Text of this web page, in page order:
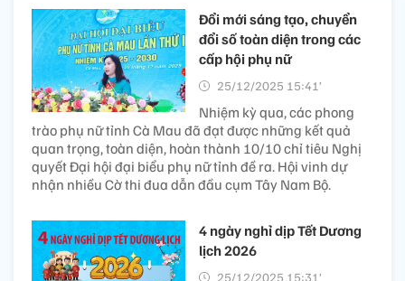
Đổi mới sáng tạo, chuyển
đổi số toàn diện trong các
cấp hội phụ nữ
25/12/2025 15:41’
Nhiệm kỳ qua, các phong
trào phụ nữ tỉnh Cà Mau đã đạt được những kết quả
quan trọng, toàn diện, hoàn thành 10/10 chỉ tiêu Nghị
quyết Đại hội đại biểu phụ nữ tỉnh đề ra. Hội vinh dự
nhận nhiều Cờ thi đua dẫn đầu cụm Tây Nam Bộ.
4 ngày nghỉ dịp Tết Dương
lịch 2026
25/12/2025 15:31’